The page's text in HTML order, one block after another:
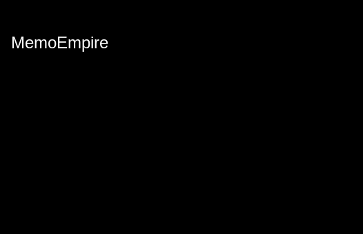
MemoEmpire